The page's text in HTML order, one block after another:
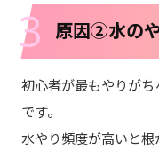
3 原因②水の
初心者が最もやりが
です。
水やり頻度が高いと